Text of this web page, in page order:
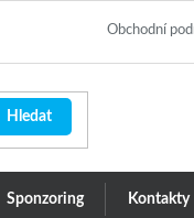
Obchodní
Hledat
Sponzoring Kontakty